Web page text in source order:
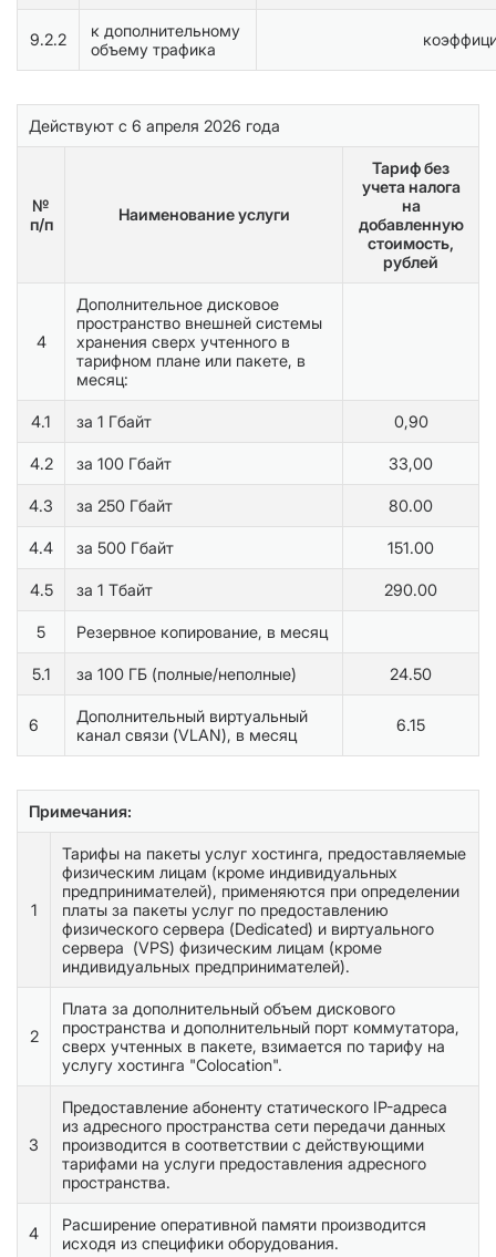
9.2.2
к дополнительному
объему трафика
Действуют с 6 апреля 2026 года
№
п/п
Наименование услуги
Тариф без
учета налога
на
добавленную
стоимость,
рублей
4
Дополнительное дисковое
пространство внешней системы
хранения сверх учтенного в
тарифном плане или пакете, в
месяц:
4.1 за 1 Гбайт 0,90
4.2 за 100 Гбайт 33,00
4.3 за 250 Гбайт 80.00
4.4 за 500 Гбайт 151.00
4.5 за 1 Тбайт 290.00
5 Резервное копирование, в месяц
5.1 за 100 ГБ (полные/неполные) 24.50
6
Дополнительный виртуальный
канал связи (VLAN), в месяц
6.15
Примечания:
1
Тарифы на пакеты услуг хостинга, предоставляемые
физическим лицам (кроме индивидуальных
предпринимателей), применяются при определении
платы за пакеты услуг по предоставлению
физического сервера (Dedicated) и виртуального
сервера (VPS) физическим лицам (кроме
индивидуальных предпринимателей).
2
Плата за дополнительный объем дискового
пространства и дополнительный порт коммутатора,
сверх учтенных в пакете, взимается по тарифу на
услугу хостинга "Colocation".
3
Предоставление абоненту статического IP-адреса
из адресного пространства сети передачи данных
производится в соответствии с действующими
тарифами на услуги предоставления адресного
пространства.
4
Расширение оперативной памяти производится
исходя из специфики оборудования.